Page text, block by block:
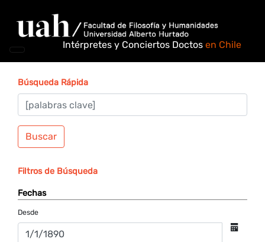
Intérpretes y Conciertos Doctos en Chile
Búsqueda Rápida
Buscar
Filtros de Búsqueda
Fechas
Desde